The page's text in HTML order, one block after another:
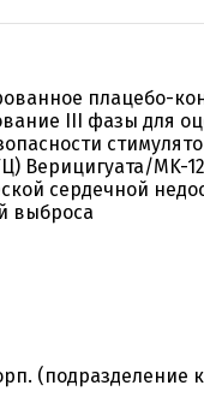
плацебо-
III фазы для
Верицигуата/MK-
сердечной
выброса
(подразделение